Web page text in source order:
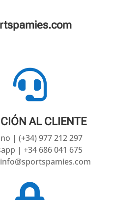

AL CLIENTE
| (+34) 977 212 297
| +34 686 041 675